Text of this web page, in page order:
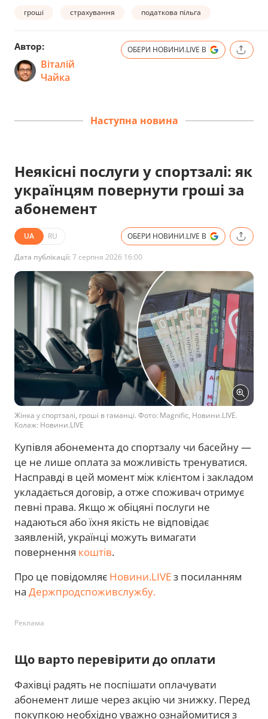
гроші страхування податкова пільга
Автор:
Віталій
Чайка
ОБЕРИ НОВИНИ.LIVE В
Наступна новина
Неякісні послуги у спортзалі: як
українцям повернути гроші за
абонемент
UA RU ОБЕРИ НОВИНИ.LIVE В
Дата публікації:7 серпня 2026 16:00
Жінка у спортзалі, гроші в гаманці. Фото: Magnific, Новини.LIVE.
Колаж: Новини.LIVE
Купівля абонемента до спортзалу чи басейну —
це не лише оплата за можливість тренуватися.
Насправді в цей момент між клієнтом і закладом
укладається договір, а отже споживач отримує
певні права. Якщо ж обіцяні послуги не
надаються або їхня якість не відповідає
заявленій, українці можуть вимагати
повернення коштів.
Про це повідомляє Новини.LIVEз посиланням
на Держпродспоживслужбу.
Реклама
Що варто перевірити до оплати
Фахівці радять не поспішати оплачувати
абонемент лише через акцію чи знижку. Перед
покупкою необхідно уважно ознайомитися з